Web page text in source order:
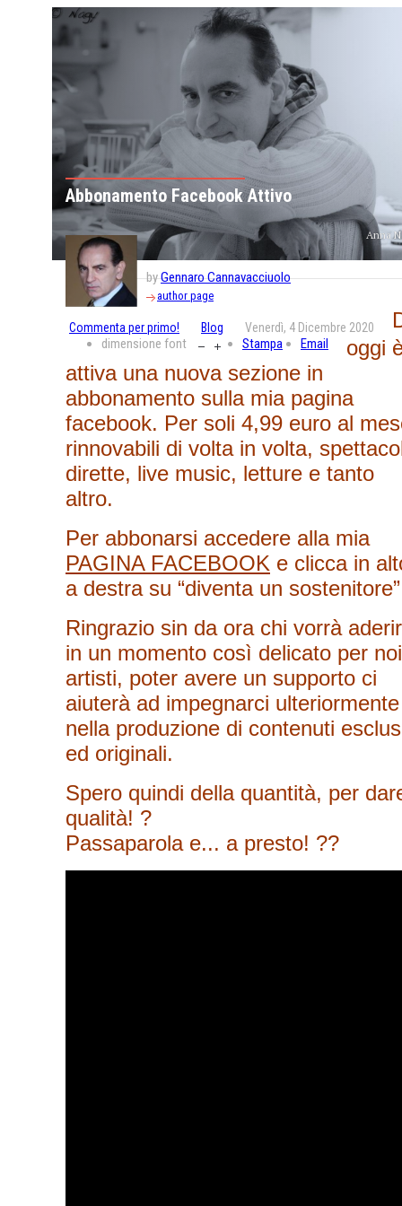
Anna
Abbonamento Facebook Attivo
byGennaro Cannavacciuolo
author page
Commenta per primo! Blog Venerdì, 4 Dicembre 2020
dimensione font Stampa Email
oggi
attiva una nuova sezione in
abbonamento sulla mia pagina
facebook. Per soli 4,99 euro al
rinnovabili di volta in volta,
dirette, live music, letture e tanto
altro.
Per abbonarsi accedere alla mia
PAGINA FACEBOOK e clicca in
a destra su “diventa un
Ringrazio sin da ora chi vorrà
in un momento così delicato per noi
artisti, poter avere un supporto ci
aiuterà ad impegnarci ulteriormente
nella produzione di contenuti
ed originali.
Spero quindi della quantità, per
qualità! ?
Passaparola e... a presto! ??